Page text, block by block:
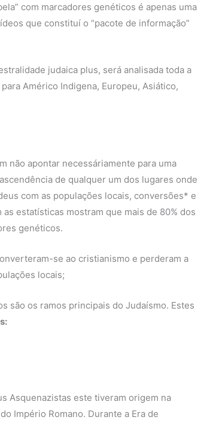
com marcadores genéticos é apenas uma
que constituí o “pacote de informação”
judaica plus, será analisada toda a
Américo Indigena, Europeu, Asiático,
não apontar necessáriamente para uma
de qualquer um dos lugares onde
com as populações locais, conversões* e
estatísticas mostram que mais de 80% dos
genéticos.
se ao cristianismo e perderam a
locais;
são os ramos principais do Judaísmo. Estes
Asquenazistas este tiveram origem na
Império Romano. Durante a Era de